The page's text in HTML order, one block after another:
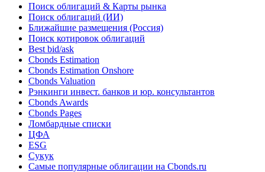
Поиск облигаций & Карты рынка
Поиск облигаций (ИИ)
Ближайшие размещения (Россия)
Поиск котировок облигаций
Best bid/ask
Cbonds Estimation
Cbonds Estimation Onshore
Cbonds Valuation
Рэнкинги инвест. банков и юр. консультантов
Cbonds Awards
Cbonds Pages
Ломбардные списки
ЦФА
ESG
Сукук
Самые популярные облигации на Cbonds.ru